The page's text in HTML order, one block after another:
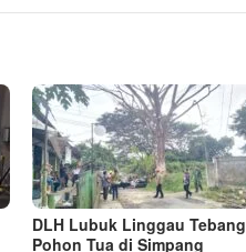
DLH Lubuk Linggau Tebang
Pohon Tua di Simpang